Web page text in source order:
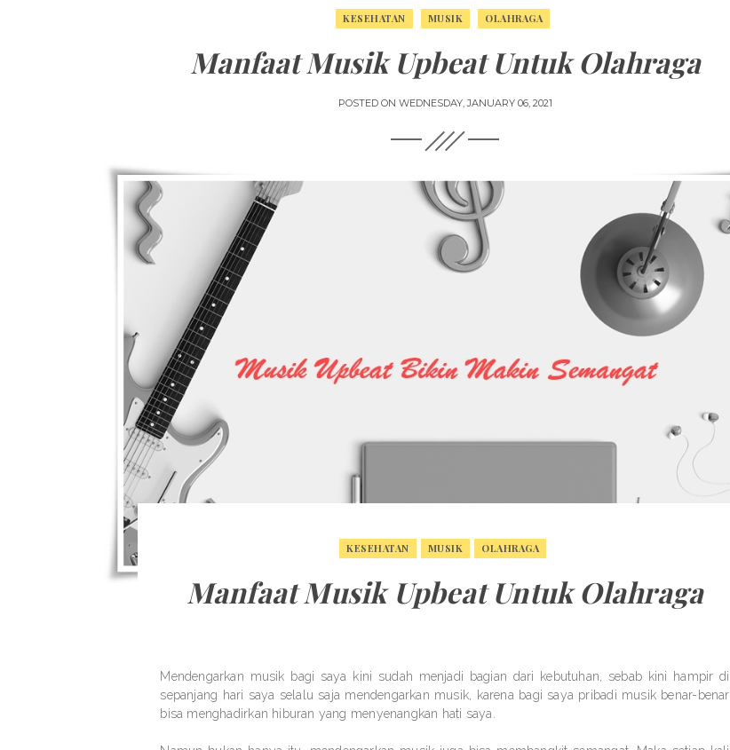
KESEHATAN MUSIK OLAHRAGA
Manfaat Musik Upbeat Untuk Olahraga
POSTED ON WEDNESDAY, JANUARY 06, 2021
KESEHATAN MUSIK OLAHRAGA
Manfaat Musik Upbeat Untuk Olahraga
Mendengarkan musik bagi saya kini sudah menjadi bagian dari kebutuhan, sebab kini hampir di
sepanjang hari saya selalu saja mendengarkan musik, karena bagi saya pribadi musik benar-benar
bisa menghadirkan hiburan yang menyenangkan hati saya.